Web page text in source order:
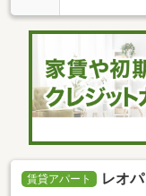
賃貸アパート レオ